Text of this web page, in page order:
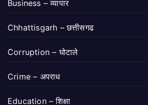
Business – व्यापार
Chhattisgarh – छत्तीसगढ
Corruption – घोटाले
Crime – अपराध
Education – शिक्षा